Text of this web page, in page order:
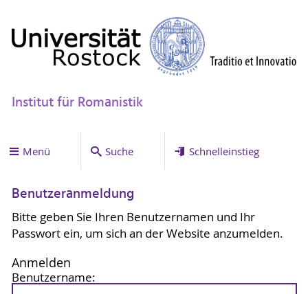
Institut für Romanistik
Menü Suche Schnelleinstieg
Benutzeranmeldung
Bitte geben Sie Ihren Benutzernamen und Ihr
Passwort ein, um sich an der Website anzumelden.
Anmelden
Benutzername: